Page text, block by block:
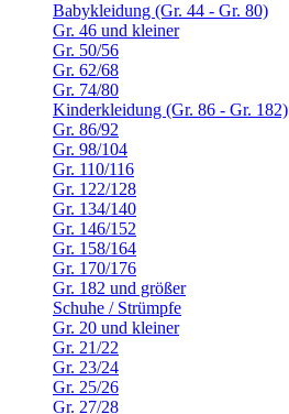
Babykleidung (Gr. 44 - Gr. 80)
Gr. 46 und kleiner
Gr. 50/56
Gr. 62/68
Gr. 74/80
Kinderkleidung (Gr. 86 - Gr. 182)
Gr. 86/92
Gr. 98/104
Gr. 110/116
Gr. 122/128
Gr. 134/140
Gr. 146/152
Gr. 158/164
Gr. 170/176
Gr. 182 und größer
Schuhe / Strümpfe
Gr. 20 und kleiner
Gr. 21/22
Gr. 23/24
Gr. 25/26
Gr. 27/28